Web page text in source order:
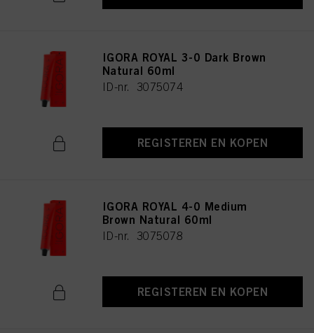
IGORA ROYAL 3-0 Dark Brown
Natural 60ml
ID-nr. 3075074
REGISTEREN EN KOPEN
IGORA ROYAL 4-0 Medium
Brown Natural 60ml
ID-nr. 3075078
REGISTEREN EN KOPEN